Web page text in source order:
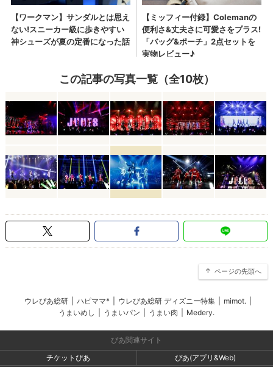
この記事の写真一覧（全10枚）
ページの先頭へ
ウレぴあ総研 ハピママ* ウレぴあ総研 ディズニー特集 mimot.
うまいめし
うまいパン うまい肉 Medery.
ぴあ関連サイト
チケットぴあ
ぴあ(アプリ&Web)